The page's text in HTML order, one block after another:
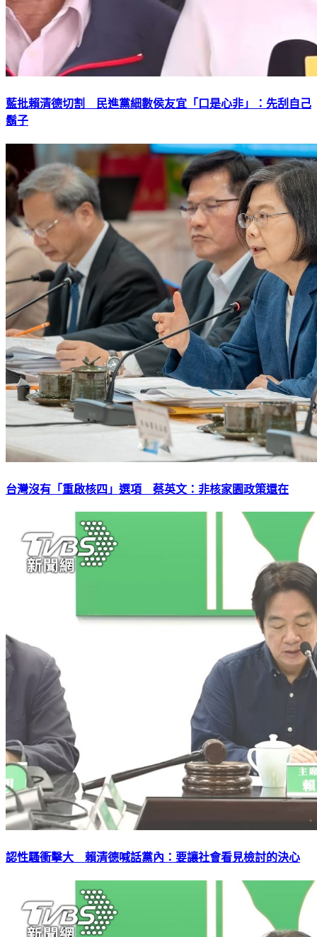
藍批賴清德切割 民進黨細數侯友宜「口是心非」：先刮自己
鬍子
台灣沒有「重啟核四」選項 蔡英文：非核家園政策還在
認性騷衝擊大 賴清德喊話黨內：要讓社會看見檢討的決心